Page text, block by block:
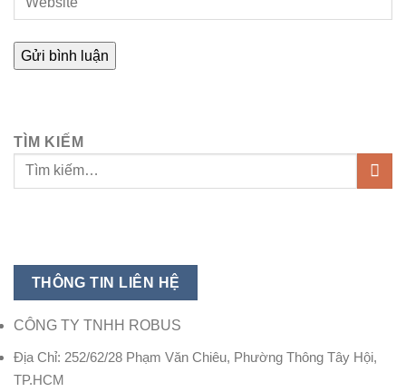
TÌM KIẾM
THÔNG TIN LIÊN HỆ
CÔNG TY TNHH ROBUS
Địa Chỉ: 252/62/28 Phạm Văn Chiêu, Phường Thông Tây Hội,
TP.HCM